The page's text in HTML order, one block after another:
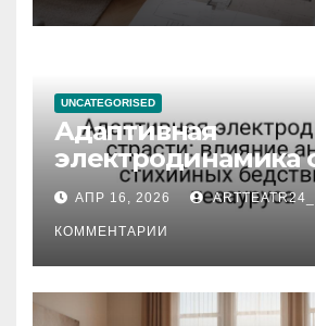
UNCATEGORISED
Адаптивная
электродинамика
влияние анализа
стихийных
тезауруса
АПР 16, 2026
КОММЕНТАРИИ